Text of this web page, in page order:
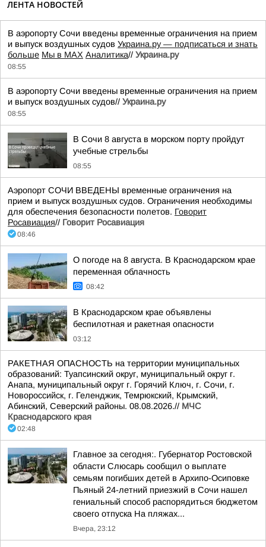
ЛЕНТА НОВОСТЕЙ
В аэропорту Сочи введены временные ограничения на прием
и выпуск воздушных судов Украина.ру — подписаться и знать
больше Мы в MAX Аналитика// Украина.ру
08:55
В аэропорту Сочи введены временные ограничения на прием
и выпуск воздушных судов// Украина.ру
08:55
В Сочи 8 августа в морском порту пройдут
учебные стрельбы
08:55
Аэропорт СОЧИ ВВЕДЕНЫ временные ограничения на
прием и выпуск воздушных судов. Ограничения необходимы
для обеспечения безопасности полетов. Говорит
Росавиация// Говорит Росавиация
08:46
О погоде на 8 августа. В Краснодарском крае
переменная облачность
08:42
В Краснодарском крае объявлены
беспилотная и ракетная опасности
03:12
РАКЕТНАЯ ОПАСНОСТЬ на территории муниципальных
образований: Туапсинский округ, муниципальный округ г.
Анапа, муниципальный округ г. Горячий Ключ, г. Сочи, г.
Новороссийск, г. Геленджик, Темрюкский, Крымский,
Абинский, Северский районы. 08.08.2026.// МЧС
Краснодарского края
02:48
Главное за сегодня:. Губернатор Ростовской
области Слюсарь сообщил о выплате
семьям погибших детей в Архипо-Осиповке
Пьяный 24-летний приезжий в Сочи нашел
гениальный способ распорядиться бюджетом
своего отпуска На пляжах...
Вчера, 23:12